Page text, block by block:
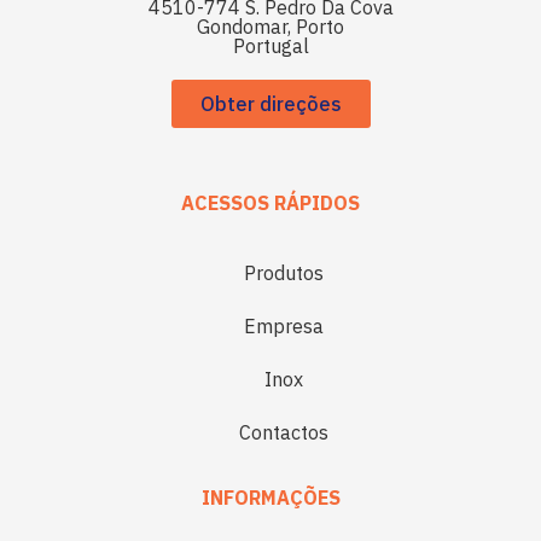
4510-774 S. Pedro Da Cova
Gondomar, Porto
Portugal
Obter direções
ACESSOS RÁPIDOS
Produtos
Empresa
Inox
Contactos
INFORMAÇÕES